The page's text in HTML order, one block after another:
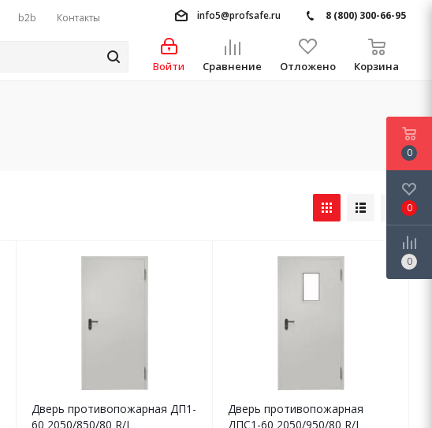
b2b Контакты info5@profsafe.ru 8 (800) 300-66-95
Войти Сравнение Отложено Корзина
Дверь противопожарная ДП1-
60 2050/850/80 R/L
Дверь противопожарная
ДПC1-60 2050/950/80 R/L
0
0
0